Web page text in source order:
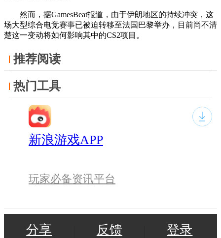
然而，据GamesBeat报道，由于伊朗地区的持续冲突，这
场大型综合电竞赛事已被迫转移至法国巴黎举办，目前尚不清
楚这一变动将如何影响其中的CS2项目。
推荐阅读
热门工具
新浪游戏APP
玩家必备资讯平台
分享 反馈 登录